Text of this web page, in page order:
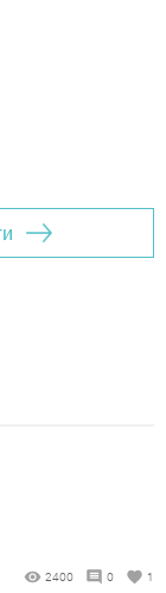
2400 0 1